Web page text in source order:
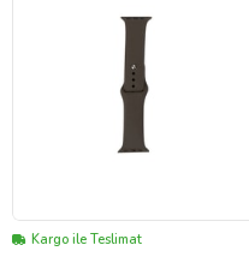
Kargo ile Teslimat